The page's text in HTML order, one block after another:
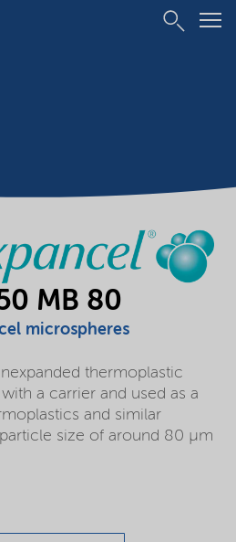
MB 80
microspheres
thermoplastic
a carrier and used as a
and similar
size of around 80 µm